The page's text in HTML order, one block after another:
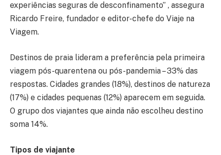
experiências seguras de desconfinamento” , assegura
Ricardo Freire, fundador e editor-chefe do Viaje na
Viagem.
Destinos de praia lideram a preferência pela primeira
viagem pós-quarentena ou pós-pandemia – 33% das
respostas. Cidades grandes (18%), destinos de natureza
(17%) e cidades pequenas (12%) aparecem em seguida.
O grupo dos viajantes que ainda não escolheu destino
soma 14%.
Tipos de viajante